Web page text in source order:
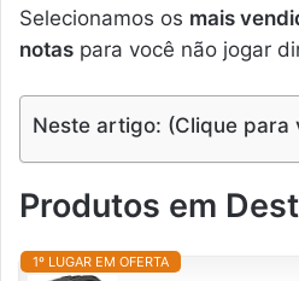
Selecionamos os mais
notas para você não jogar
Neste artigo: (Clique para
Produtos em
1º LUGAR EM OFERTA